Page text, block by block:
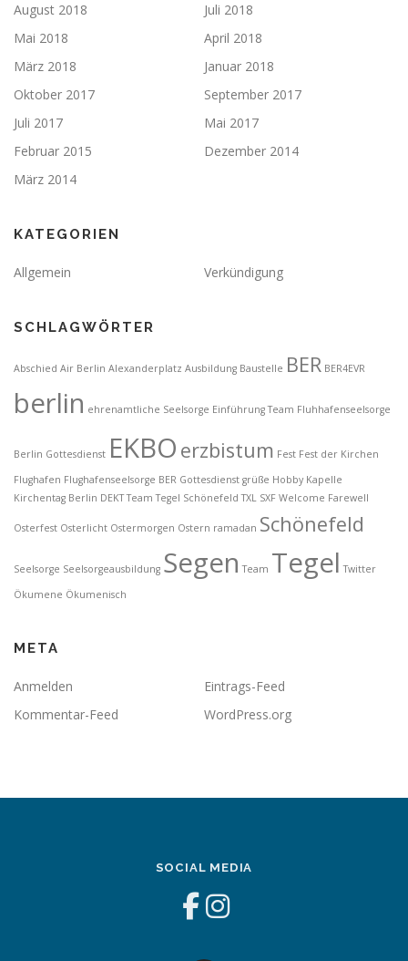
August 2018
Juli 2018
Mai 2018
April 2018
März 2018
Januar 2018
Oktober 2017
September 2017
Juli 2017
Mai 2017
Februar 2015
Dezember 2014
März 2014
KATEGORIEN
Allgemein Verkündigung
SCHLAGWÖRTER
Abschied Air Berlin Alexanderplatz Ausbildung Baustelle BER BER4EVR
berlin ehrenamtliche Seelsorge Einführung Team Fluhhafenseelsorge
Berlin Gottesdienst EKBO erzbistum Fest Fest der Kirchen
Flughafen Flughafenseelsorge BER Gottesdienst grüße Hobby Kapelle
Kirchentag Berlin DEKT Team Tegel Schönefeld TXL SXF Welcome Farewell
Osterfest Osterlicht Ostermorgen Ostern ramadan Schönefeld
Seelsorge Seelsorgeausbildung Segen Team Tegel Twitter
Ökumene Ökumenisch
META
Anmelden
Eintrags-Feed
Kommentar-Feed
WordPress.org
SOCIAL MEDIA